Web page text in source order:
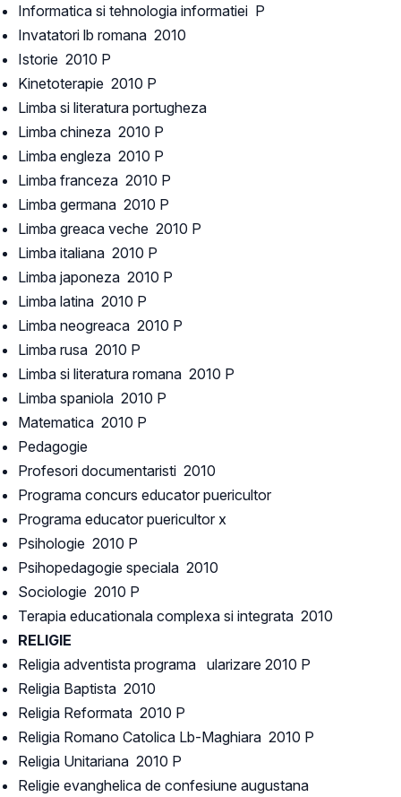
Informatica si tehnologia informatiei P
Invatatori lb romana 2010
Istorie 2010 P
Kinetoterapie 2010 P
Limba si literatura portugheza
Limba chineza 2010 P
Limba engleza 2010 P
Limba franceza 2010 P
Limba germana 2010 P
Limba greaca veche 2010 P
Limba italiana 2010 P
Limba japoneza 2010 P
Limba latina 2010 P
Limba neogreaca 2010 P
Limba rusa 2010 P
Limba si literatura romana 2010 P
Limba spaniola 2010 P
Matematica 2010 P
Pedagogie
Profesori documentaristi 2010
Programa concurs educator puericultor
Programa educator puericultor x
Psihologie 2010 P
Psihopedagogie speciala 2010
Sociologie 2010 P
Terapia educationala complexa si integrata 2010
RELIGIE
Religia adventista programa ularizare 2010 P
Religia Baptista 2010
Religia Reformata 2010 P
Religia Romano Catolica Lb-Maghiara 2010 P
Religia Unitariana 2010 P
Religie evanghelica de confesiune augustana